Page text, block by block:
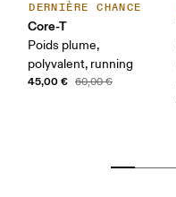
DERNIÈRE CHANCE
Core-T
Poids plume,
polyvalent, running
45,00 € 60,00 €